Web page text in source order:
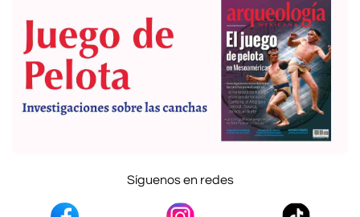
Síguenos en redes